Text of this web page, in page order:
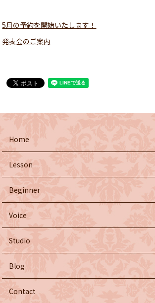
5月の予約を開始いたします！
発表会のご案内
Home
Lesson
Beginner
Voice
Studio
Blog
Contact